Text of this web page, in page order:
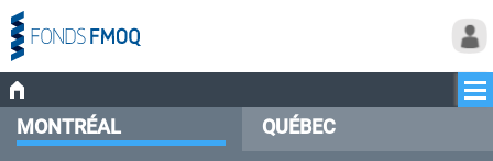
MONTRÉAL QUÉBEC